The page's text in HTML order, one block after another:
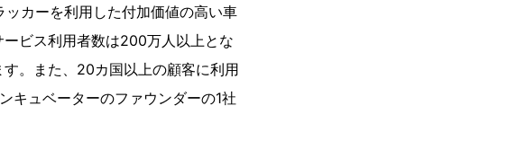
カーを利用した付加価値の高い車
ビス利用者数は200万人以上とな
。また、20カ国以上の顧客に利用
キュベーターのファウンダーの1社